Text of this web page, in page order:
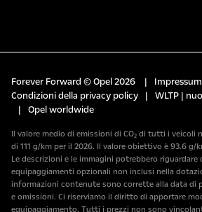
Forever Forward © Opel 2026 | Impressum
Condizioni della privacy policy
|
WLTP |
|
Opel worldwide
Il valore medio di emissioni di CO₂ di tutti i veicoli
di 111 g/km per il 2026. Il valore obiettivo è 93.6 g/
Le descrizioni e le immagini potrebbero riguardare
equipaggiamenti opzionali non inclusi nella
informazioni contenute sono corrette alla data di
e omissioni. Ci riserviamo il diritto di apportare
equipaggiamento. Tutti i prezzi non sono